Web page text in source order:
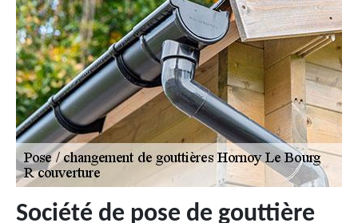
Société de pose de gouttière